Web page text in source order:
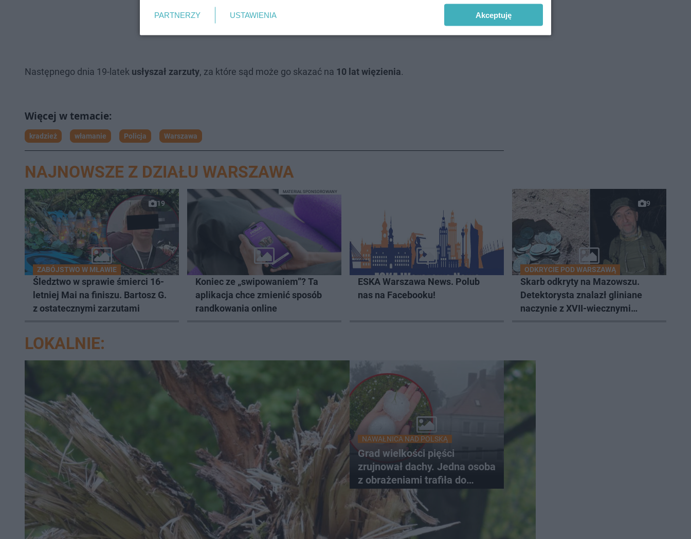
Następnego dnia 19-latek usłyszał zarzuty, za które sąd może go skazać na 10 lat więzienia.
kradzież włamanie Policja Warszawa
NAJNOWSZE Z DZIAŁU WARSZAWA
19
ZABÓJSTWO W MŁAWIE
Śledztwo w sprawie śmierci 16-
letniej Mai na finiszu. Bartosz G.
z ostatecznymi zarzutami
Koniec ze „swipowaniem”? Ta
aplikacja chce zmienić sposób
randkowania online
MATERIAŁ SPONSOROWANY
ESKA Warszawa News. Polub
nas na Facebooku!
9
ODKRYCIE POD WARSZAWĄ
Skarb odkryty na Mazowszu.
Detektorysta znalazł gliniane
naczynie z XVII-wiecznymi
LOKALNIE:
NAWAŁNICA NAD POLSKĄ
Grad wielkości pięści
zrujnował dachy. Jedna osoba
z obrażeniami trafiła do
szpitala
PARTNERZY USTAWIENIA Akceptuję